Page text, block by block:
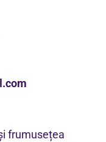
frumusețea